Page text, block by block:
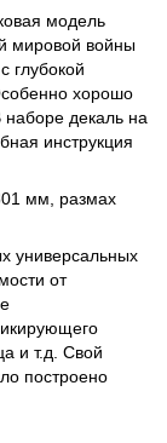
модель
мировой войны
глубокой
хорошо
декаль на
инструкция
мм, размах
универсальных
от
и т.д. Свой
построено